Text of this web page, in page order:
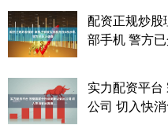
配资正规炒股
部手机 警方
实力配资平
公司 切入快